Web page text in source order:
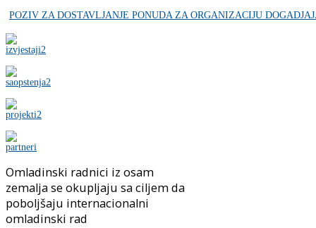
POZIV ZA DOSTAVLJANJE PONUDA ZA ORGANIZACIJU
Omladinski radnici iz osam
zemalja se okupljaju sa ciljem da
poboljšaju internacionalni
omladinski rad